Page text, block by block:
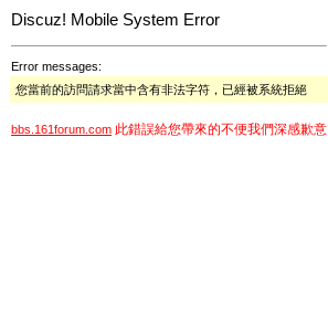
Discuz! Mobile System Error
Error messages:
您當前的訪問請求當中含有非法字符，已經被系統拒絕
bbs.161forum.com 此錯誤給您帶來的不便我們深感歉意